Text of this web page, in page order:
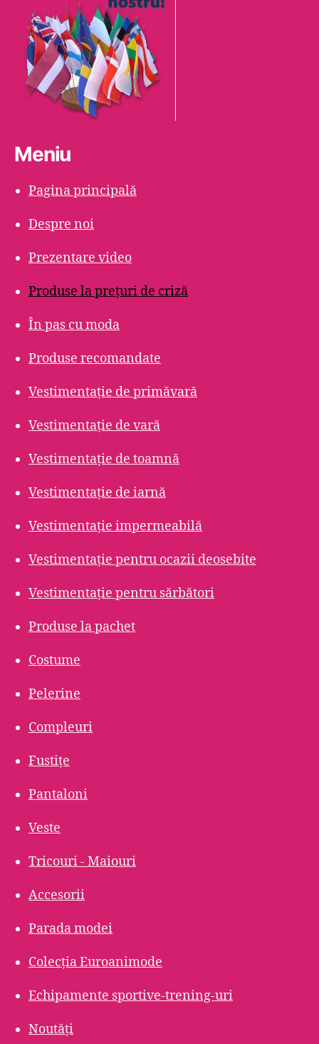
Meniu
Pagina principală
Despre noi
Prezentare video
Produse la prețuri de criză
În pas cu moda
Produse recomandate
Vestimentație de primăvară
Vestimentație de vară
Vestimentație de toamnă
Vestimentație de iarnă
Vestimentație impermeabilă
Vestimentație pentru ocazii deosebite
Vestimentație pentru sărbători
Produse la pachet
Costume
Pelerine
Compleuri
Fustițe
Pantaloni
Veste
Tricouri - Maiouri
Accesorii
Parada modei
Colecția Euroanimode
Echipamente sportive-trening-uri
Noutăți